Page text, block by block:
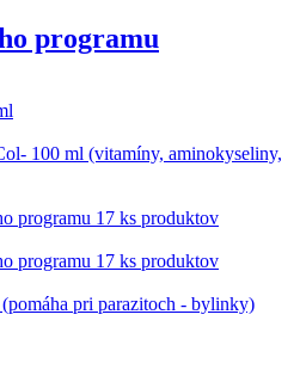
programu
100 ml (vitamíny, aminokyseliny,
programu 17 ks produktov
programu 17 ks produktov
pri parazitoch - bylinky)